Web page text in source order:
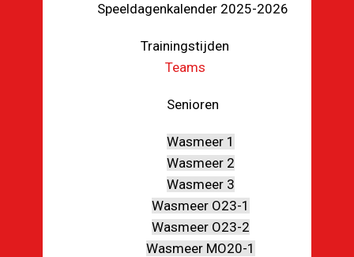
Speeldagenkalender 2025-2026
Trainingstijden
Teams
Senioren
Wasmeer 1
Wasmeer 2
Wasmeer 3
Wasmeer O23-1
Wasmeer O23-2
Wasmeer MO20-1